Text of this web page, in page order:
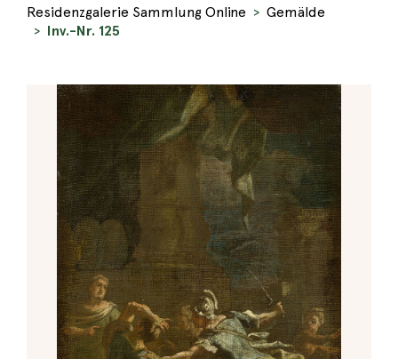
Residenzgalerie Sammlung Online
Gemälde
Inv.-Nr. 125